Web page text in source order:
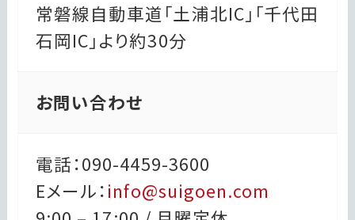
常磐線自動車道「土浦北IC」「千代田
石岡IC」より約30分
お問い合わせ
電話：090-4459-3600
Eメール：info@suigoen.com